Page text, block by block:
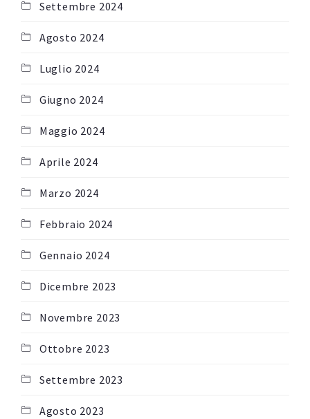
Settembre 2024
Agosto 2024
Luglio 2024
Giugno 2024
Maggio 2024
Aprile 2024
Marzo 2024
Febbraio 2024
Gennaio 2024
Dicembre 2023
Novembre 2023
Ottobre 2023
Settembre 2023
Agosto 2023